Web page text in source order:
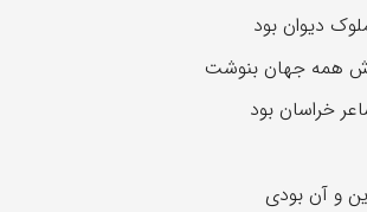
دیوان بود
همه جهان بنوشت
خراسان بود
و آن بودی